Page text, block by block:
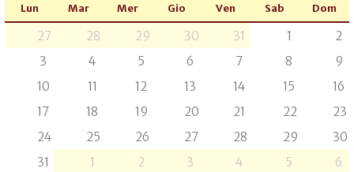
Lun Mar Mer Gio Ven Sab Dom
27 28 29 30 31 1
2
3
4 5 6 7 8
9
10
11 12 13 14 15
16
17
18 19 20 21 22
23
24
25 26 27 28 29
30
31
1 2 3 4 5 6